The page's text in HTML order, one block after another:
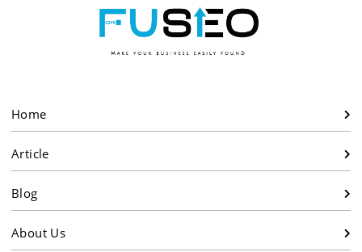
Home
Article
Blog
About Us